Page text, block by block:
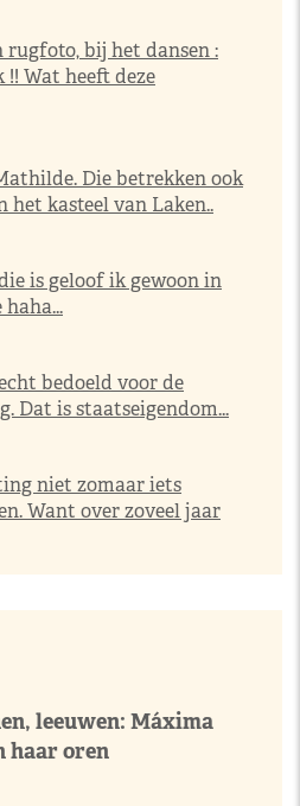
rugfoto, bij het dansen :
Wat heeft deze
Die betrekken ook
kasteel van Laken..
is geloof ik gewoon in
bedoeld voor de
Dat is staatseigendom...
niet zomaar iets
Want over zoveel jaar
leeuwen: Máxima
haar oren